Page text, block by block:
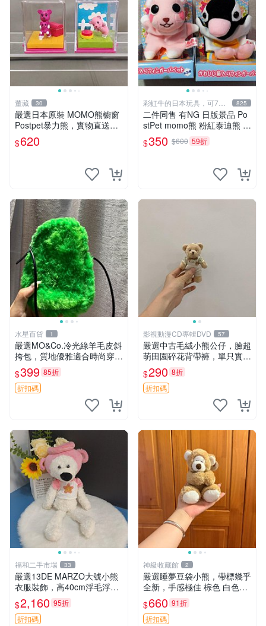
董藏 30
嚴選日本原裝 MOMO熊櫥窗
Postpet暴力熊，實物直送新
臺灣。MOMO熊 暴力熊 熊貓
櫥窗
$620
彩虹牛的日本玩具，可7取
付
825
二件同售 有NG 日版景品 Po
stPet momo熊 粉紅泰迪熊 妹
妹 comomo 企鵝 娃娃 布偶
手指頭 娃娃
$350 $600 59折
水星百貨 1
嚴選MO&Co.冷光綠羊毛皮斜
挎包，質地優雅適合時尚穿搭
冷光綠 皮包 斜挎包
$399 85折
折扣碼
影視動漫CD專輯DVD 57
嚴選中古毛絨小熊公仔，臉超
萌田園碎花背帶褲，單只實拍
展示 中古、毛絨玩具、玩偶
$290 8折
折扣碼
福和二手市場 33
嚴選13DE MARZO大號小熊
衣服裝飾，高40cm浮毛浮
灰，詳觀後再拍。二手收藏請
珍惜。 13DE MARZO 二手
小熊 衣服裝飾
$2,160 95折
折扣碼
神級收藏館 2
嚴選睡夢豆袋小熊，帶標幾乎
全新，手感極佳 棕色 白色腳
掌 60包 睡枕 豆袋抱枕
$660 91折
折扣碼